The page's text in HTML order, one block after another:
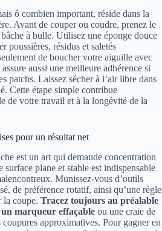
ô combien important, réside dans la
Avant de couper ou coudre, prenez le
à bulle. Utilisez une éponge douce
poussières, résidus et saletés
de boucher votre aiguille avec
aussi une meilleure adhérence si
patchs. Laissez sécher à l’air libre dans
Cette étape simple contribue
de votre travail et à la longévité de la
pour un résultat net
est un art qui demande concentration
plane et stable est indispensable
Munissez-vous d’outils
de préférence rotatif, ainsi qu’une règle
la coupe. Tracez toujours au préalable
un marqueur effaçable ou une craie de
approximatives. Pour gagner en